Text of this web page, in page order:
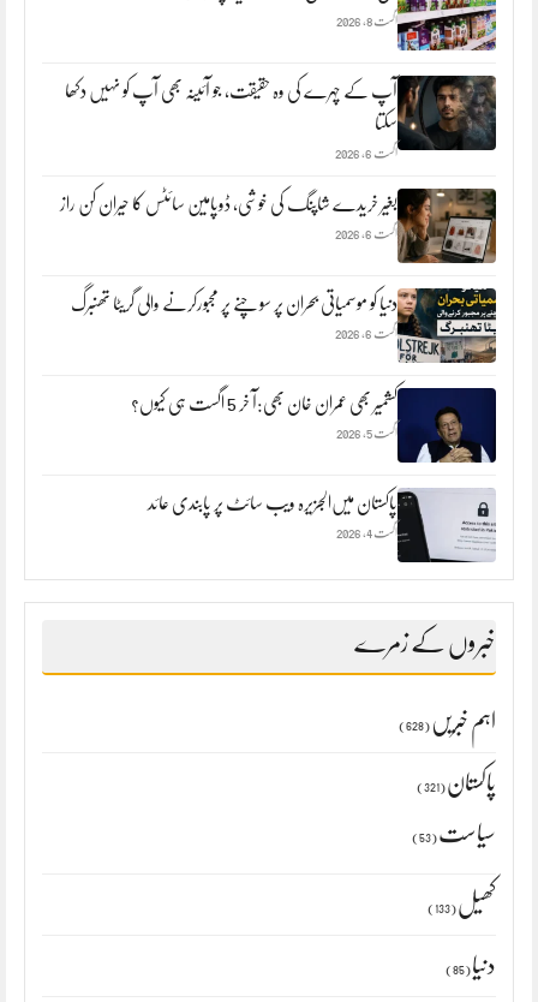
اگست 8, 2026
آپ کے چہرے کی وہ حقیقت، جو آئینہ بھی آپ کو نہیں دکھا
سکتا
اگست 6, 2026
بغیر خریدے شاپنگ کی خوشی، ڈوپامین سائٹس کا حیران کن راز
اگست 6, 2026
دنیا کو موسمیاتی بحران پر سوچنے پر مجبورکرنے والی گریٹا تھنبرگ
اگست 6, 2026
کشمیر بھی عمران خان بھی:آ خر 5 اگست ہی کیوں؟
اگست 5, 2026
پاکستان میں‌الجزیرہ ویب سائٹ پر پابندی عائد
اگست 4, 2026
خبروں کے زمرے
اہم خبریں (628)
پاکستان (321)
سیاست (53)
کھیل (133)
دنیا (85)